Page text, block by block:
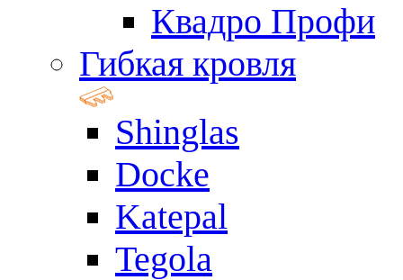
Квадро Профи
Гибкая кровля
Shinglas
Docke
Katepal
Tegola